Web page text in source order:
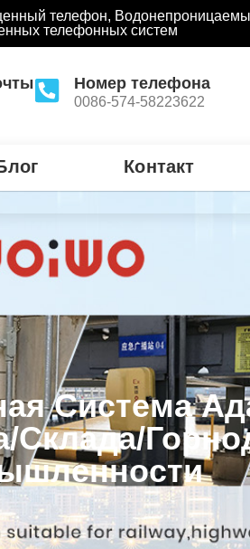
телефон,
телефонных систем
Номер телефона
0086-574-58223622
Контакт
Система
склада/